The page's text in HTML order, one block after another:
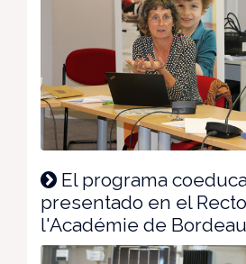
El programa
presentado en el
l'Académie de